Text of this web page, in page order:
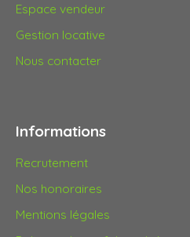
Espace vendeur
Gestion locative
Nous contacter
Informations
Recrutement
Nos honoraires
Mentions légales